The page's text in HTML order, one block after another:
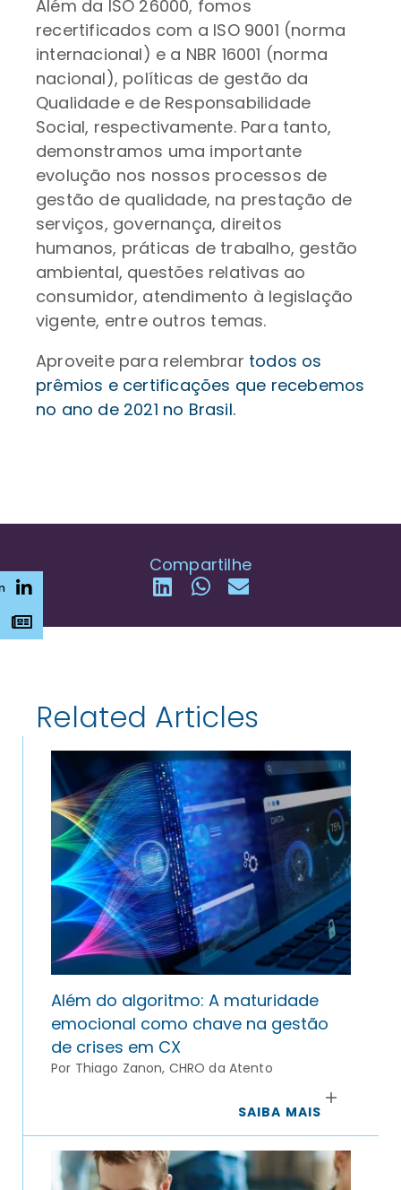
Além da ISO 26000, fomos
recertificados com a ISO 9001 (norma
internacional) e a NBR 16001 (norma
nacional), políticas de gestão da
Qualidade e de Responsabilidade
Social, respectivamente. Para tanto,
demonstramos uma importante
evolução nos nossos processos de
gestão de qualidade, na prestação de
serviços, governança, direitos
humanos, práticas de trabalho, gestão
ambiental, questões relativas ao
consumidor, atendimento à legislação
vigente, entre outros temas.
Aproveite para relembrar todos os
prêmios e certificações que recebemos
no ano de 2021 no Brasil.
Compartilhe
Related Articles
Além do algoritmo: A maturidade
emocional como chave na gestão
de crises em CX
Por Thiago Zanon, CHRO da Atento
SAIBA MAIS